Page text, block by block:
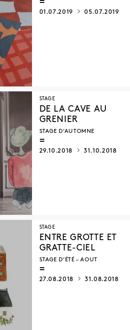
01.07.2019 05.07.2019
STAGE
DE LA CAVE AU
GRENIER
STAGE D’AUTOMNE
29.10.2018 31.10.2018
STAGE
ENTRE GROTTE ET
GRATTE-CIEL
STAGE D’ÉTÉ – AOUT
27.08.2018 31.08.2018